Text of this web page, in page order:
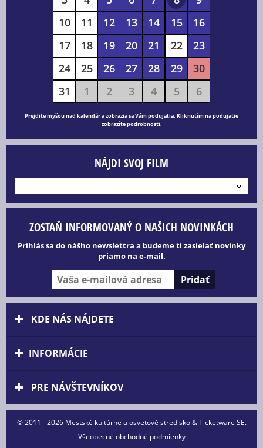
10
11 12 13 14 15
16
17
18 19 20 21 22
23
24
25 26 27 28 29
30
31
1 2 3 4 5 6
Prejdite myšou nad kalendár a zobrazia sa Vám podujatia. Kliknutím na podujatie
zobrazíte podrobnosti.
NÁJDI SVOJ FILM
ZOSTAŇ INFORMOVANÝ O NAŠICH NOVINKÁCH
Prihlás sa do nášho newslettra a budeme ti zasielať novinky
priamo na e-mail.
KDE NÁS NÁJDETE
INFORMÁCIE
PRE NÁVŠTEVNÍKOV
© 2011 - 2026 Mestské kultúrne a osvetové stredisko & Ticketware SE.
Všeobecné obchodné podmienky